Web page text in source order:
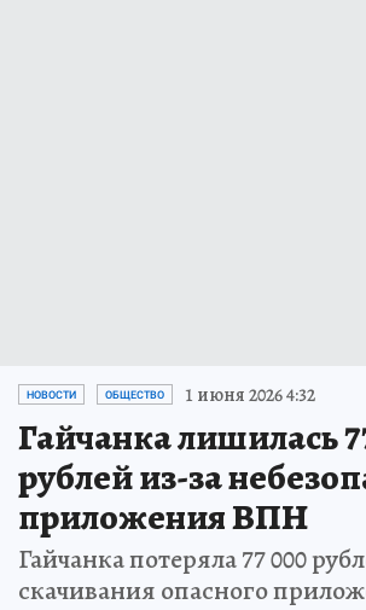
НОВОСТИ ОБЩЕСТВО 1 июня 2026 4:32
Гайчанка лишилась
рублей из-за
приложения ВПН
Гайчанка потеряла 77 000
скачивания опасного